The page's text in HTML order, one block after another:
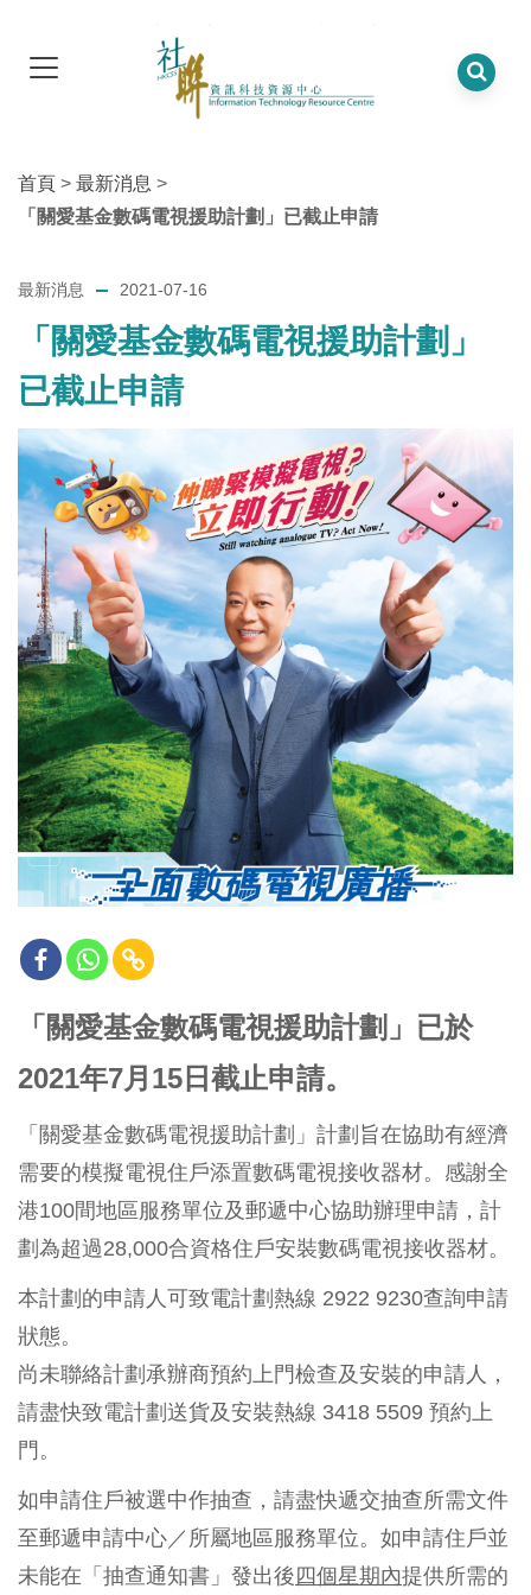
首頁 > 最新消息 >
「關愛基金數碼電視援助計劃」已截止申請
最新消息 2021-07-16
「關愛基金數碼電視援助計劃」
已截止申請
「關愛基金數碼電視援助計劃」已於
2021年7月15日截止申請。
「關愛基金數碼電視援助計劃」計劃旨在協助有經濟
需要的模擬電視住戶添置數碼電視接收器材。感謝全
港100間地區服務單位及郵遞中心協助辦理申請，計
劃為超過28,000合資格住戶安裝數碼電視接收器材。
本計劃的申請人可致電計劃熱線 2922 9230查詢申請
狀態。
尚未聯絡計劃承辦商預約上門檢查及安裝的申請人，
請盡快致電計劃送貨及安裝熱線 3418 5509 預約上
門。
如申請住戶被選中作抽查，請盡快遞交抽查所需文件
至郵遞申請中心／所屬地區服務單位。如申請住戶並
未能在「抽查通知書」發出後四個星期內提供所需的